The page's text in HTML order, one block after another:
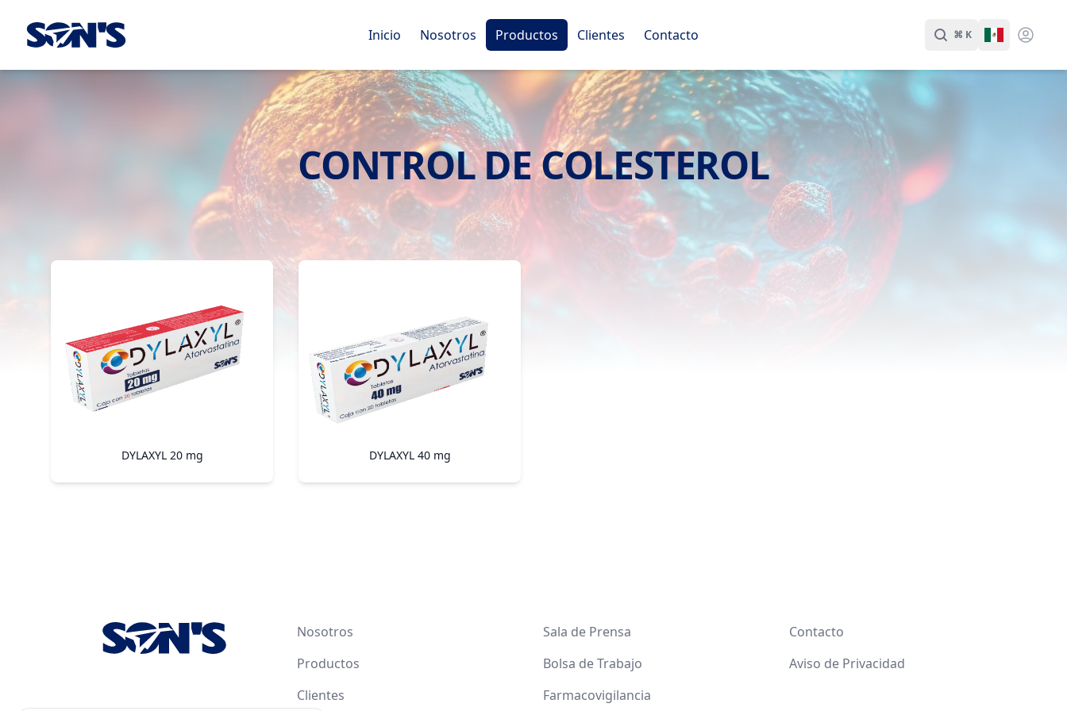
Laboratorios Química Son's Inicio Nosotros Productos Clientes Contacto Buscar
⌘ K Cambiar
CONTROL DE COLESTEROL
Control de Colesterol
DYLAXYL 20 mg DYLAXYL 40 mg
Nosotros
Productos
Clientes
Sala de Prensa
Bolsa de Trabajo
Farmacovigilancia
Contacto
Aviso de Privacidad